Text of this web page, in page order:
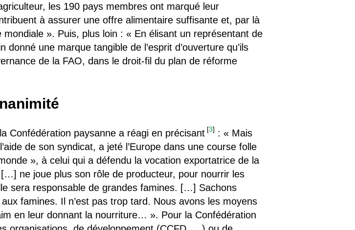
les 190 pays membres ont marqué leur
à assurer une offre alimentaire suffisante et, par là
». Puis, plus loin : « En élisant un représentant de
une marque tangible de l’esprit d’ouverture qu’ils
de la FAO, dans le droit-fil du plan de réforme
Confédération paysanne a réagi en précisant [3] : « Mais
de son syndicat, a jeté l’Europe dans une course folle
», à celui qui a défendu la vocation exportatrice de la
ne joue plus son rôle de producteur, pour nourrir les
sera responsable de grandes famines. […] Sachons
famines. Il n’est pas trop tard. Nous avons les moyens
en leur donnant la nourriture… ». Pour la Confédération